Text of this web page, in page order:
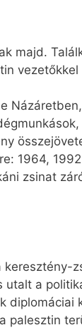
majd.
vezetőkkel
1964,
zsinat
a